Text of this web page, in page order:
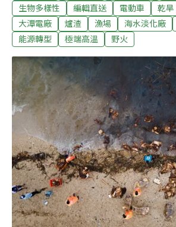
和台東市、卑南鄉的灌溉水圳均斷水超
縱谷水稻田再不供水，農民憂再過兩
署預估15日可恢復部分供水。（中央社
估2022年8月竣工 降低區內用水壓力雲
廠今年初受疫情影響，部分進口設備交
業局長呂正華今天前往視察，預估明年
日供應10萬公噸淡水，有效降低區內用
美、澳先進作法，取水來源及濃縮海
縮海水經過800公尺渠道充分混合後再
事工程，也不影響海洋生態及周遭環
水，提供工業區3分之1以上用
生物多樣性
編輯直送 電動車 乾旱
大潭電廠
爐渣 漁場 海水淡化廠
能源轉型
極端高溫 野火